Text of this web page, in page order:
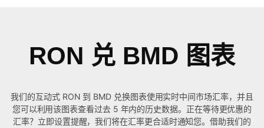
RON 兑 BMD 图表
我们的互动式 RON 到 BMD 兑换图表使用实时中间市场汇率，并且
您可以利用该图表查看过去 5 年内的历史数据。正在等待更优惠的
汇率？立即设置提醒，我们将在汇率更合适时通知您。借助我们的